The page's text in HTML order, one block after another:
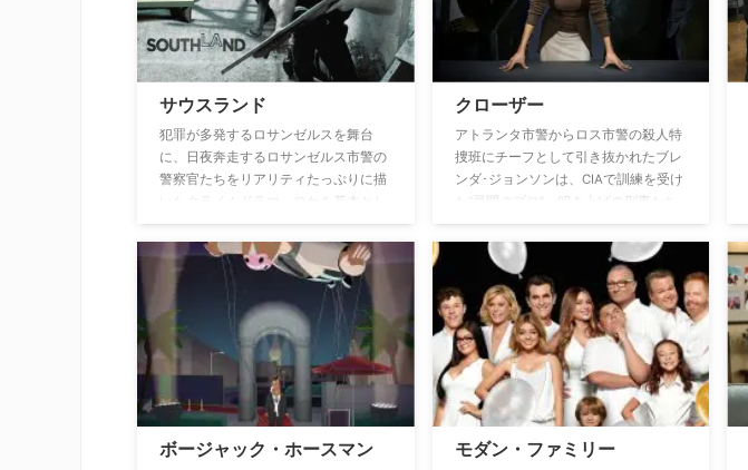
サウスランド
犯罪が多発するロサンゼルスを舞台
に、日夜奔走するロサンゼルス市警の
警察官たちをリアリティたっぷりに描
いたクライムドラマ。ロケを基本とし
し、台詞も日常的に使われている言葉
にこだわるなど、まるで本物の警察官
たちの活躍を目撃しているかのような
作品。
クローザー
アトランタ市警からロス市警の殺人特
捜班にチーフとして引き抜かれたブレ
ンダ･ジョンソンは、CIAで訓練を受け
た”尋問のプロ”。叩き上げの刑事たち
全員が移動願いを提出する。しかし、
解明の糸口すら見えなかった難事件
を、容疑者の自白を引き出すことによ
って解決に導く”クローザー”としての
手腕を目の当たりにしたチームのメン
バーは、次第にブレンダに一目置くよ
うになる。
ボージャック・ホースマン モダン・ファミリー